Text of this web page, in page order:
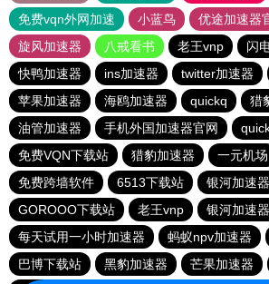
免费vqn外网加速
小蓝鸟 优途加速器
旋风加速器
八戒看书 老王vnp
闪
快鸭加速器
ins加速器 twitter加速器
苹果加速器
海鸥加速器 quickq
猎
油管加速器
手机外国加速器官网
免费VQN下载站
猎豹加速器 一元机场
免费跨墙软件
6513下载站 银河加速器
GOROOO下载站
老王vnp
银河加速器
每天试用一小时加速器
蚂蚁npv加速器
巴博下载站
黑豹加速器 芒果加速器